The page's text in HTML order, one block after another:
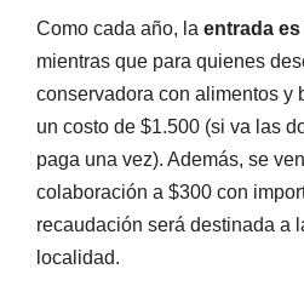
Como cada año, la entrada
mientras que para quienes
conservadora con alimentos y
un costo de $1.500 (si va las
paga una vez). Además, se
colaboración a $300 con
recaudación será destinada a
localidad.